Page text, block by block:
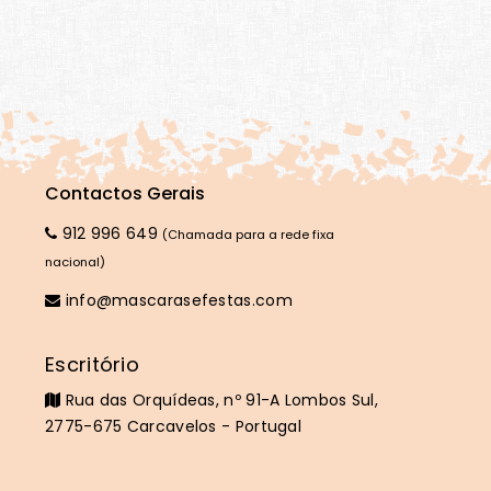
Contactos Gerais
912 996 649 (Chamada para a rede fixa
nacional)
info@mascarasefestas.com
Escritório
Rua das Orquídeas, nº 91-A Lombos Sul,
2775-675 Carcavelos - Portugal